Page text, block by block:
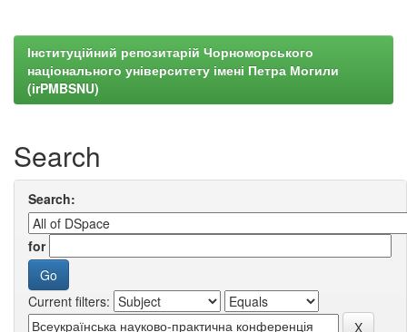
Інституційний репозитарій Чорноморського
національного університету імені Петра Могили
(irPMBSNU)
Search
Search:
for
Current filters: